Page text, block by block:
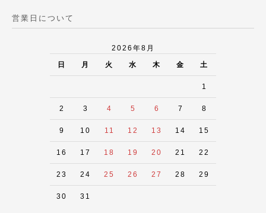
営業日について
2026年8月
日 月 火 水 木 金 土
1
2 3 4 5 6 7 8
9 10 11 12 13 14 15
16 17 18 19 20 21 22
23 24 25 26 27 28 29
30 31